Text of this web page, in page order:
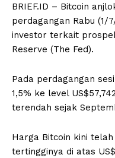
BRIEF.ID – Bitcoin
perdagangan Rabu (1/
investor terkait
Reserve (The Fed).
Pada perdagangan
1,5% ke level
terendah sejak
Harga Bitcoin kini
tertingginya di atas